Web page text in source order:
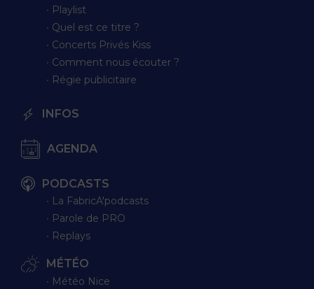
∙ Playlist
∙ Quel est ce titre ?
∙ Concerts Privés Kiss
∙ Comment nous écouter ?
∙ Régie publicitaire
INFOS
AGENDA
PODCASTS
∙ La FabricA'podcasts
∙ Parole de PRO
∙ Replays
MÉTÉO
∙ Météo Nice